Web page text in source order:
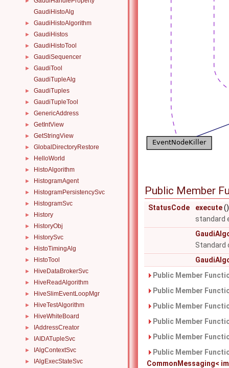
GaudiHistoAlg
► GaudiHistoAlgorithm
► GaudiHistos
► GaudiHistoTool
► GaudiSequencer
►
GaudiTool
GaudiTupleAlg
► GaudiTuples
► GaudiTupleTool
► GenericAddress
► GetIntView
► GetStringView
► GlobalDirectoryRestore
► HelloWorld
► HistoAlgorithm
► HistogramAgent
► HistogramPersistencySvc
► HistogramSvc
► History
► HistoryObj
► HistorySvc
► HistoTimingAlg
► HistoTool
► HiveDataBrokerSvc
► HiveReadAlgorithm
► HiveSlimEventLoopMgr
► HiveTestAlgorithm
► HiveWhiteBoard
► IAddressCreator
► IAIDATupleSvc
► IAlgContextSvc
► IAlgExecStateSvc
Public Member
StatusCode execute
standard
Public Member
Public Member
Public Member
Public Member
Public Member
Public Member
CommonMessaging<